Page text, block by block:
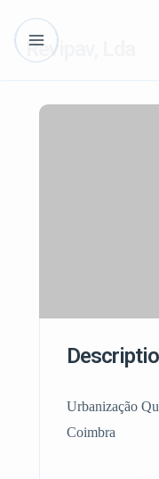
Revipav, Lda
Urbanização
Coimbra